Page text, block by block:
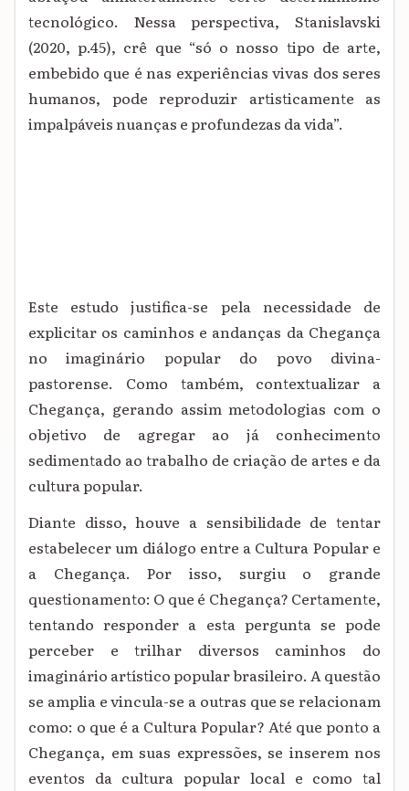
tecnológico. Nessa perspectiva, Stanislavski
(2020, p.45), crê que “só o nosso tipo de arte,
embebido que é nas experiências vivas dos seres
humanos, pode reproduzir artisticamente as
impalpáveis nuanças e profundezas da vida”.
Este estudo justifica-se pela necessidade de
explicitar os caminhos e andanças da Chegança
no imaginário popular do povo divina-
pastorense. Como também, contextualizar a
Chegança, gerando assim metodologias com o
objetivo de agregar ao já conhecimento
sedimentado ao trabalho de criação de artes e da
cultura popular.
Diante disso, houve a sensibilidade de tentar
estabelecer um diálogo entre a Cultura Popular e
a Chegança. Por isso, surgiu o grande
questionamento: O que é Chegança? Certamente,
tentando responder a esta pergunta se pode
perceber e trilhar diversos caminhos do
imaginário artístico popular brasileiro. A questão
se amplia e vincula-se a outras que se relacionam
como: o que é a Cultura Popular? Até que ponto a
Chegança, em suas expressões, se inserem nos
eventos da cultura popular local e como tal